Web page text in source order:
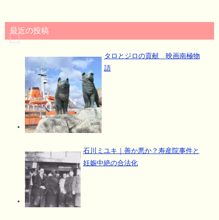
最近の投稿
タロとジロの貢献 映画南極物
語
石川ミユキ｜善か悪か？寿産院事件と
妊娠中絶の合法化